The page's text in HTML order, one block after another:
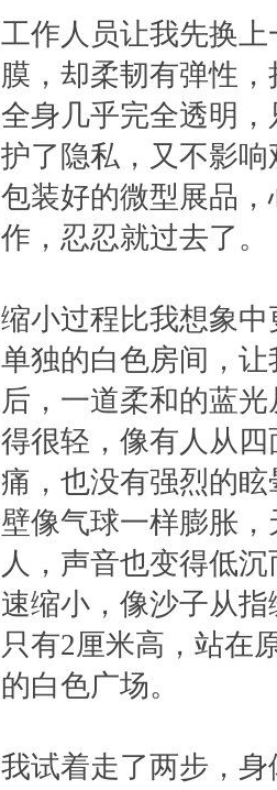
工作人员让我先换
膜，却柔韧有弹性
全身几乎完全透明
护了隐私，又不影
包装好的微型展品
作，忍忍就过去了。
缩小过程比我想象
单独的白色房间，
后，一道柔和的蓝
得很轻，像有人从
痛，也没有强烈的
壁像气球一样膨胀
人，声音也变得低
速缩小，像沙子从
只有2厘米高，站在
的白色广场。
我试着走了两步，